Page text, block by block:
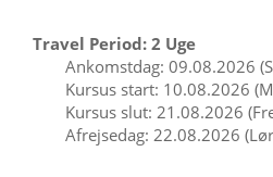
Travel Period: 2 Uge
Ankomstdag: 09.08.2026
Kursus start: 10.08.2026
Kursus slut: 21.08.2026
Afrejsedag: 22.08.2026